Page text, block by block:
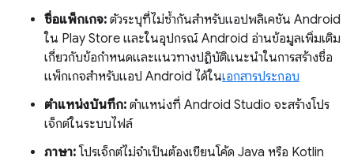
ชื่อแพ็กเกจ: ตัวระบุที่ไม่ซ้ำกันสำหรับแอปพลิเคชัน Android
ใน Play Store และในอุปกรณ์ Android อ่านข้อมูลเพิ่มเติม
เกี่ยวกับข้อกำหนดและแนวทางปฏิบัติแนะนำในการสร้างชื่อ
แพ็กเกจสำหรับแอป Android ได้ในเอกสารประกอบ
ตำแหน่งบันทึก: ตําแหน่งที่ Android Studio จะสร้างโปร
เจ็กต์ในระบบไฟล์
ภาษา: โปรเจ็กต์ไม่จำเป็นต้องเขียนโค้ด Java หรือ Kotlin